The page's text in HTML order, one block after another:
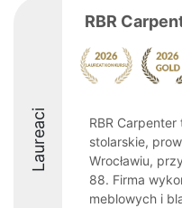
Laureaci
RBR
RBR
stolarskie,
Wrocławiu,
88. Firma
meblowych i